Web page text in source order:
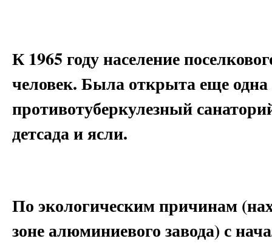
К 1965 году население
человек. Была открыта еще
противотуберкулезный
детсада и ясли.
По экологическим причинам
зоне алюминиевого завода) с